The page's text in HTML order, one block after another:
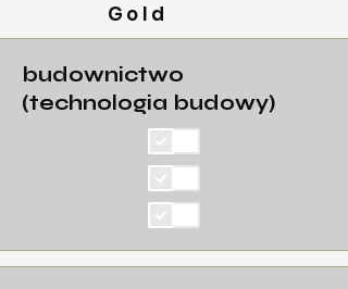
Gold
budownictwo
(technologia budowy)